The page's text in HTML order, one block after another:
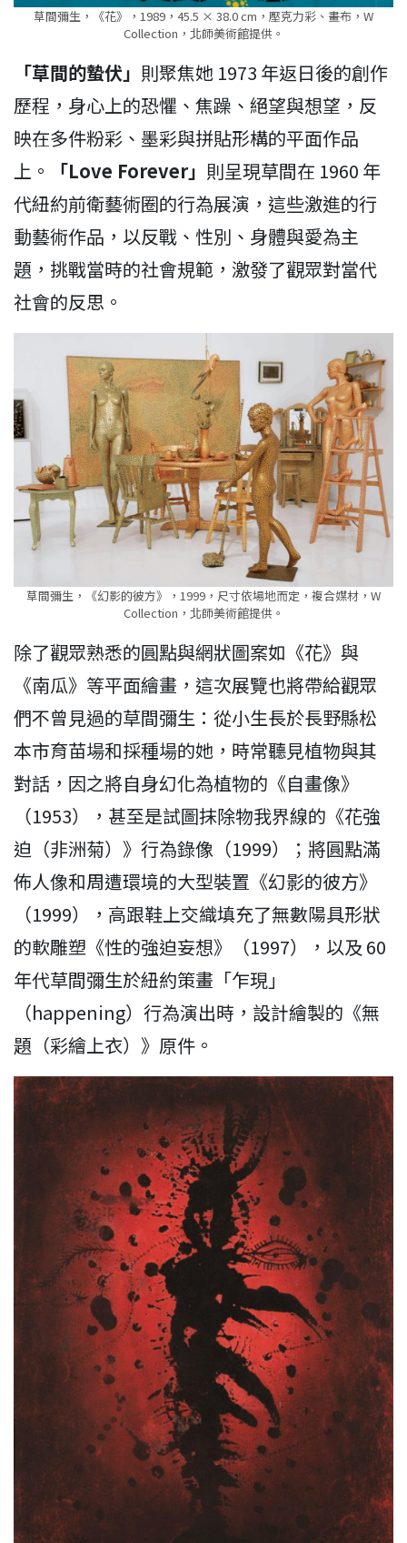
草間彌生，《花》，1989，45.5 × 38.0 cm，壓克力彩、畫布，W
Collection，北師美術館提供。
「草間的蟄伏」 則聚焦她 1973 年返日後的創作
歷程，身心上的恐懼、焦躁、絕望與想望，反
映在多件粉彩、墨彩與拼貼形構的平面作品
上。
「Love Forever」 則呈現草間在 1960 年
代紐約前衛藝術圈的行為展演，這些激進的行
動藝術作品，以反戰、性別、身體與愛為主
題，挑戰當時的社會規範，激發了觀眾對當代
社會的反思。
草間彌生，《幻影的彼方》，1999，尺寸依場地而定，複合媒材，W
Collection，北師美術館提供。
除了觀眾熟悉的圓點與網狀圖案如《花》與
《南瓜》等平面繪畫，這次展覽也將帶給觀眾
們不曾見過的草間彌生：從小生長於長野縣松
本市育苗場和採種場的她，時常聽見植物與其
對話，因之將自身幻化為植物的《自畫像》
（1953），甚至是試圖抹除物我界線的《花強
迫（非洲菊）》行為錄像（1999）；將圓點滿
佈人像和周遭環境的大型裝置《幻影的彼方》
（1999），高跟鞋上交織填充了無數陽具形狀
的軟雕塑《性的強迫妄想》（1997），以及 60
年代草間彌生於紐約策畫「乍現」
（happening）行為演出時，設計繪製的《無
題（彩繪上衣）》原件。